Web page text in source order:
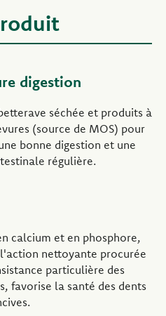
digestion
séchée et produits à
(source de MOS) pour
bonne digestion et une
régulière.
calcium et en phosphore,
nettoyante procurée
particulière des
favorise la santé des dents